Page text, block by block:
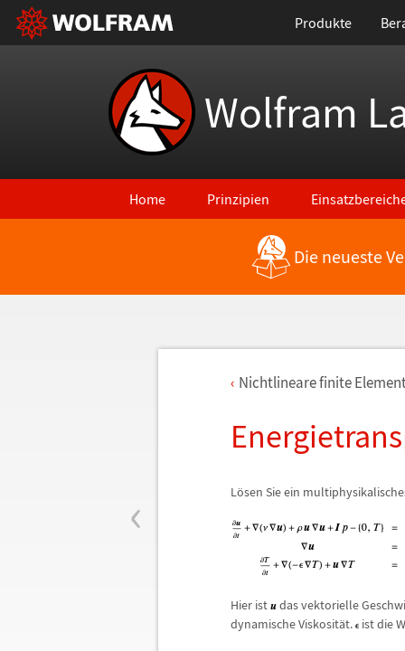
Produkte
Wolfram
Home Prinzipien
Die neueste
‹
Nichtlineare finite
Lösen Sie ein
Hier ist
das vektorielle
dynamische Viskosität. ist die W